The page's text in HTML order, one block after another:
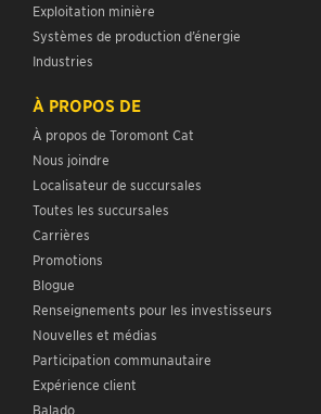
Exploitation minière
Systèmes de production d’énergie
Industries
À PROPOS DE
À propos de Toromont Cat
Nous joindre
Localisateur de succursales
Toutes les succursales
Carrières
Promotions
Blogue
Renseignements pour les investisseurs
Nouvelles et médias
Participation communautaire
Expérience client
Balado